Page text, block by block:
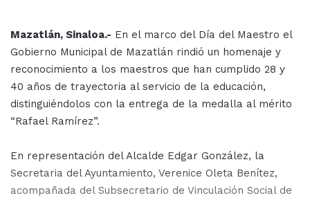
Mazatlán, Sinaloa.- En el marco del Día del Maestro el
Gobierno Municipal de Mazatlán rindió un homenaje y
reconocimiento a los maestros que han cumplido 28 y
40 años de trayectoria al servicio de la educación,
distinguiéndolos con la entrega de la medalla al mérito
“Rafael Ramírez”.
En representación del Alcalde Edgar González, la
Secretaria del Ayuntamiento, Verenice Oleta Benítez,
acompañada del Subsecretario de Vinculación Social de